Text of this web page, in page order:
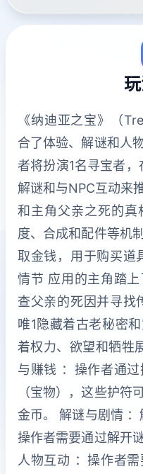
《纳迪亚之宝》（
合了体验、解谜和人
者将扮演1名寻宝者，
解谜和与NPC互动来
和主角父亲之死的
度、合成和配件等机
取金钱，用于购买道
情节 应用的主角踏
查父亲的死因并寻找
唯1隐藏着古老秘密
着权力、欲望和牺牲
与赚钱 ：操作者通
（宝物），这些护符
金币。 解谜与剧情 ：
操作者需要通过解开
人物互动 ：操作者需